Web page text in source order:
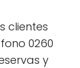
clientes
0260
y